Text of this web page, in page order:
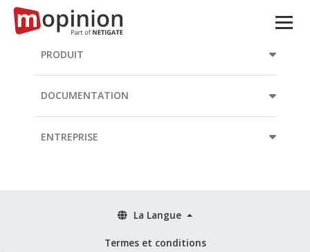
PRODUIT
DOCUMENTATION
ENTREPRISE
Termes et conditions
La Langue